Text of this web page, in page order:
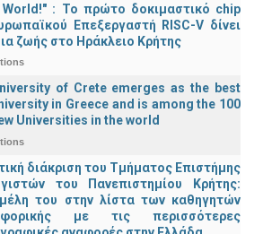
World!" : Το πρώτο δοκιμαστικό chip
Επεξεργαστή RISC-V δίνει
ζωής στο Ηράκλειο Κρήτης
of Crete emerges as the best
in Greece and is among the 100
Universities in the world
διάκριση του Τμήματος Επιστήμης
του Πανεπιστημίου Κρήτης:
του στην λίστα των καθηγητών
με τις περισσότερες